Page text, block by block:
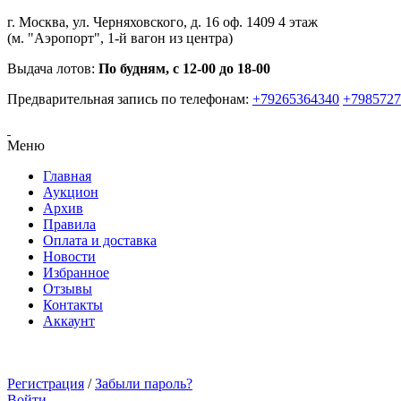
г. Москва, ул. Черняховского, д. 16 оф. 1409 4 этаж
(м. "Аэропорт", 1-й вагон из центра)
Выдача лотов: По будням, с 12-00 до 18-00
Предварительная запись по телефонам: +79265364340
Меню
Главная
Аукцион
Архив
Правила
Оплата и доставка
Новости
Избранное
Отзывы
Контакты
Аккаунт
Регистрация / Забыли пароль?